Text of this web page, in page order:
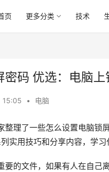
页 更多分类 技术
密码 优选：电脑
15:05 • 电脑
整理了一些怎么设置电脑锁
实用技巧和分享内容，学
要的文件，如果有人在自己